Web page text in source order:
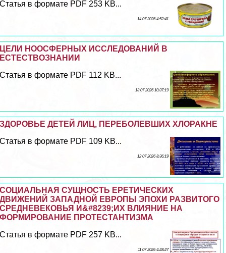
Статья в формате PDF 253 KB...
14 07 2026 4:52:41
ЦЕЛИ НООСФЕРНЫХ ИССЛЕДОВАНИЙ В
ЕСТЕСТВОЗНАНИИ
Статья в формате PDF 112 KB...
13 07 2026 10:37:19
ЗДОРОВЬЕ ДЕТЕЙ ЛИЦ, ПЕРЕБОЛЕВШИХ ХЛОРАКНЕ
Статья в формате PDF 109 KB...
12 07 2026 8:36:19
СОЦИАЛЬНАЯ СУЩНОСТЬ ЕРЕТИЧЕСКИХ
ДВИЖЕНИЙ ЗАПАДНОЙ ЕВРОПЫ ЭПОХИ РАЗВИТОГО
СРЕДНЕВЕКОВЬЯ И&#8239;ИХ ВЛИЯНИЕ НА
ФОРМИРОВАНИЕ ПРОТЕСТАНТИЗМА
Статья в формате PDF 257 KB...
11 07 2026 4:28:27